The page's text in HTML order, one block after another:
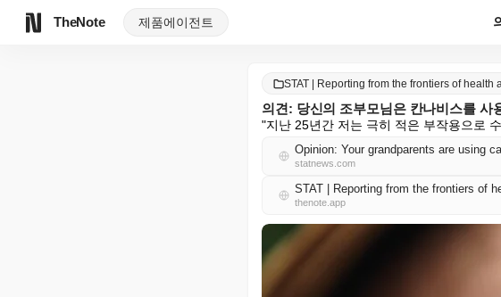
TheNote 제품에이전트
STAT | Reporting from the frontiers of health
의견: 당신의 조부모님은 칸나비스를 사
"지난 25년간 저는 극히 적은 부작용으로
Opinion: Your grandparents are using
statnews.com
STAT | Reporting from the frontiers of
thenote.app